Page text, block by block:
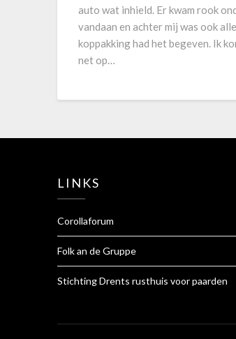
auto wat inhield. Er kwam rook
vandaan en achter mij was ook
koppakking had het begeven. Ik
net op…
LINKS
Corollaforum
Folk an de Gruppe
Stichting Drents rusthuis voor paarden